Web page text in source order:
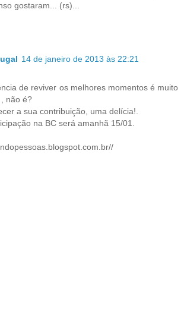
gostaram... (rs)...
14 de janeiro de 2013 às 22:21
de reviver os melhores momentos é muito
não é?
a sua contribuição, uma delícia!.
na BC será amanhã 15/01.